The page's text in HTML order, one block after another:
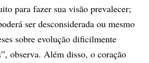
para fazer sua visão prevalecer;
ser desconsiderada ou mesmo
sobre evolução dificilmente
observa. Além disso, o coração